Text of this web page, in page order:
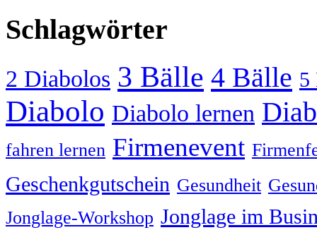
Schlagwörter
2 Diabolos 3 Bälle 4 Bälle 5
Diabolo Diabolo lernen
fahren lernen Firmenevent
Geschenkgutschein Gesundheit
Jonglage-Workshop Jonglage im